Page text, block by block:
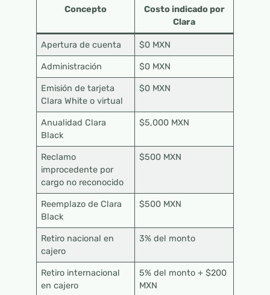
Concepto
Costo indicado por
Clara
Apertura de cuenta $0 MXN
Administración $0 MXN
Emisión de tarjeta
Clara White o virtual
$0 MXN
Anualidad Clara
Black
$5,000 MXN
Reclamo
improcedente por
cargo no reconocido
$500 MXN
Reemplazo de Clara
Black
$500 MXN
Retiro nacional en
cajero
3% del monto
Retiro internacional
en cajero
5% del monto + $200
MXN